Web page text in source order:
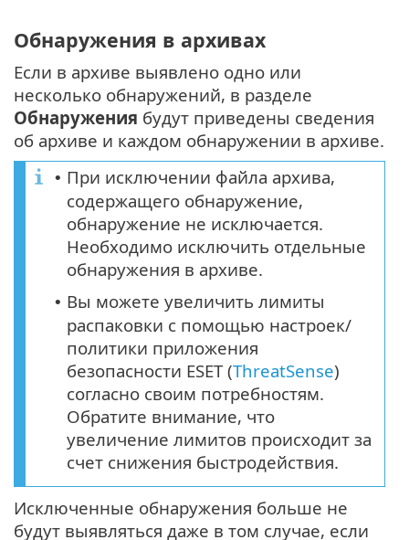
Обнаружения в архивах
Если в архиве выявлено одно или
несколько обнаружений, в разделе
Обнаружения будут приведены сведения
об архиве и каждом обнаружении в архиве.
• При исключении файла архива,
содержащего обнаружение,
обнаружение не исключается.
Необходимо исключить отдельные
обнаружения в архиве.
• Вы можете увеличить лимиты
распаковки с помощью настроек/
политики приложения
безопасности ESET (ThreatSense)
согласно своим потребностям.
Обратите внимание, что
увеличение лимитов происходит за
счет снижения быстродействия.
Исключенные обнаружения больше не
будут выявляться даже в том случае, если